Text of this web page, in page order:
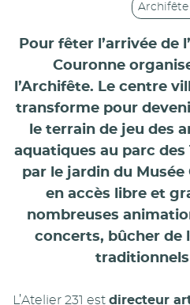
Archifête
Pour fêter l’arrivée de
Couronne
l’Archifête. Le centre
transforme pour
le terrain de jeu des
aquatiques au parc des
par le jardin du Musée
en accès libre et
nombreuses
concerts, bûcher de
traditionnels
L’Atelier 231 est directeur